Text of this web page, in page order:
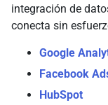
integración de
conecta sin
Google
Facebook
HubSpot